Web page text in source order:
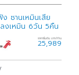
ซานเหมินเสีย
งเหมิน 6วัน 5คืน
ราคาเริ่มต้น บาท/ท่าน
25,989